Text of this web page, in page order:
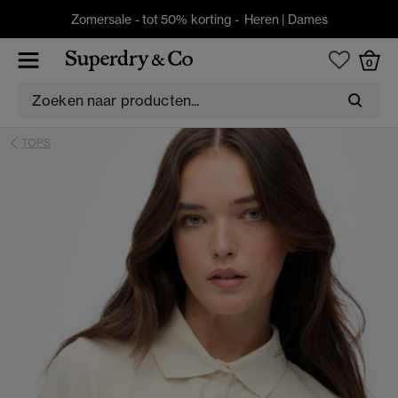
Zomersale - tot 50% korting - Heren | Dames
0
TOPS